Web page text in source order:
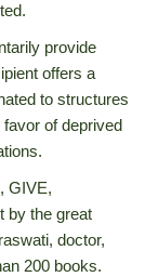
provide
offers a
to structures
of deprived
GIVE,
by the great
doctor,
200 books.